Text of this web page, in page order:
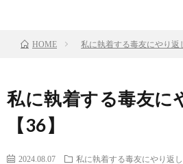
HOME 私に執着する毒友にやり返
私に執着する毒友に
【36】
2024.08.07 私に執着する毒友にやり返